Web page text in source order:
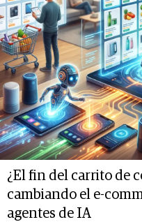
¿El fin del carrito de
cambiando el e-
agentes de IA